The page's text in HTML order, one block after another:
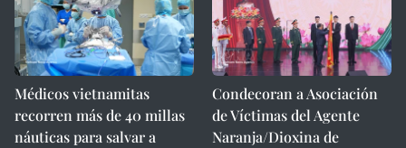
Médicos vietnamitas
recorren más de 40 millas
náuticas para salvar a
Condecoran a Asociación
de Víctimas del Agente
Naranja/Dioxina de